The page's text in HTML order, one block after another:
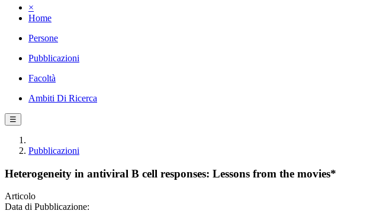
×
Home
Persone
Pubblicazioni
Facoltà
Ambiti Di Ricerca
☰
Pubblicazioni
Heterogeneity in antiviral B cell responses: Lessons from the movies*
Articolo
Data di Pubblicazione: